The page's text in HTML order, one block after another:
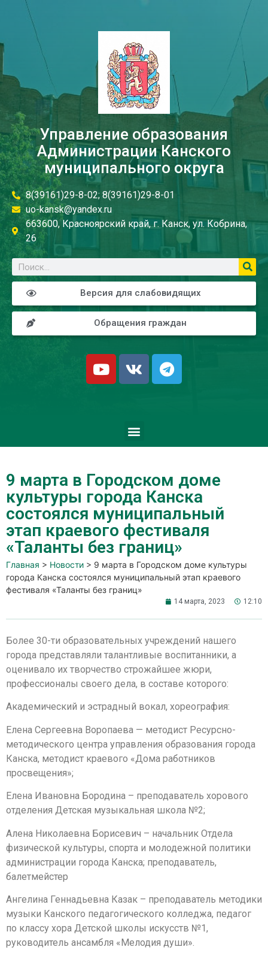
Управление образования
Администрации Канского
муниципального округа
8(39161)29-8-02; 8(39161)29-8-01
uo-kansk@yandex.ru
663600, Красноярский край, г. Канск, ул. Кобрина,
26
Версия для слабовидящих
Обращения граждан
9 марта в Городском доме
культуры города Канска
состоялся муниципальный
этап краевого фестиваля
«Таланты без границ»
Главная > Новости > 9 марта в Городском доме культуры
города Канска состоялся муниципальный этап краевого
фестиваля «Таланты без границ»
14 марта, 2023 12:10
Более 30-ти образовательных учреждений нашего
города представляли талантливые воспитанники, а
оценивало их творчество строжайшее жюри,
профессионалы своего дела, в составе которого:
Академический и эстрадный вокал, хореография:
Елена Сергеевна Воропаева — методист Ресурсно-
методического центра управления образования города
Канска, методист краевого «Дома работников
просвещения»;
Елена Ивановна Бородина – преподаватель хорового
отделения Детская музыкальная школа №2;
Алена Николаевна Борисевич – начальник Отдела
физической культуры, спорта и молодежной политики
администрации города Канска; преподаватель,
балетмейстер
Ангелина Геннадьевна Казак – преподаватель методики
музыки Канского педагогического колледжа, педагог
по классу хора Детской школы искусств №1,
руководитель ансамбля «Мелодия души».